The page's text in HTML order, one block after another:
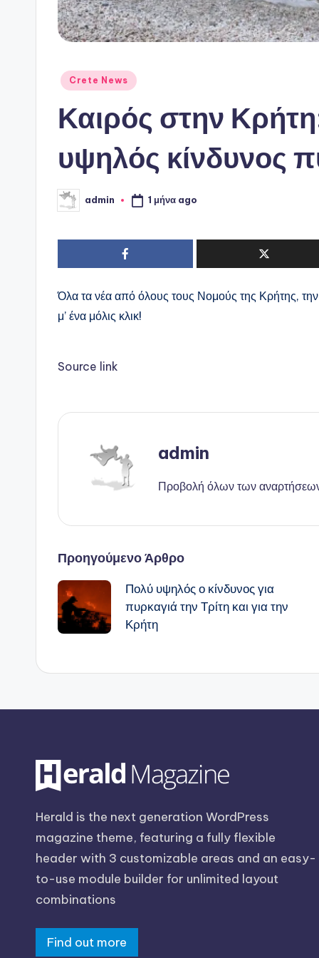
Αναρτήθηκε
Crete News
Καιρός στην
υψηλός κίνδυνος
Συγγραφέας:
admin 1 μήνα ago
Όλα τα νέα από όλους τους Νομούς της Κρήτης,
μ’ ένα μόλις κλικ!
Source link
admin
Προβολή όλων των
Πλοήγηση
δημοσιεύσεων
Προηγούμενο Άρθρο
Πολύ υψηλός ο κίνδυνος για
πυρκαγιά την Τρίτη και για την
Κρήτη
Herald is the next generation WordPress
magazine theme, featuring a fully flexible
header with 3 customizable areas and an easy-
to-use module builder for unlimited layout
combinations
Find out more